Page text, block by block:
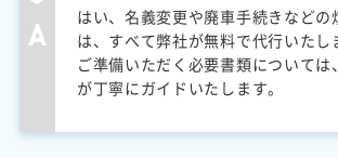
はい、名義変更や廃車手続きなどの
は、すべて弊社が無料で代行いたし
ご準備いただく必要書類については
が丁寧にガイドいたします。